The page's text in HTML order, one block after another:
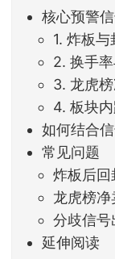
家感
回暖
核心预警
1. 炸板
2. 换手
3. 龙虎
4. 板块
如何结合
常见问题
炸板后回
龙虎榜净
分歧信号
延伸阅读